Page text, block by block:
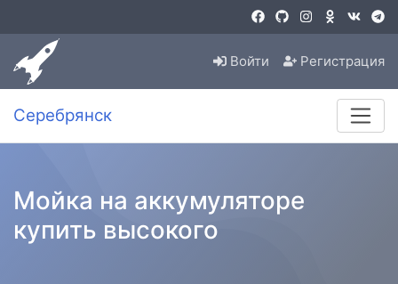
Войти Регистрация
Серебрянск
Мойка на аккумуляторе
купить высокого